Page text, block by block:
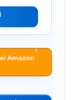
ℹ︎
Amazon
ℹ︎